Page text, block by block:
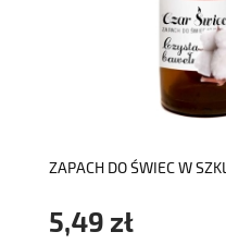
ZAPACH DO ŚWIEC W
5,49 zł